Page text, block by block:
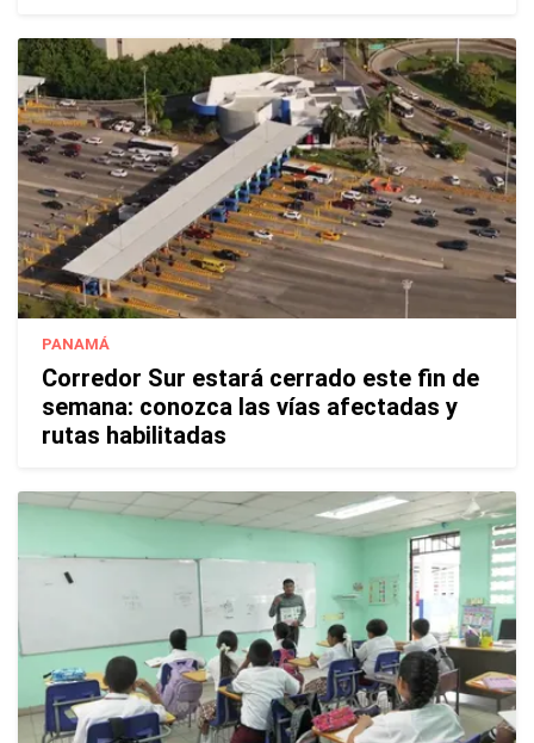
PANAMÁ
Corredor Sur estará cerrado este fin de
semana: conozca las vías afectadas y
rutas habilitadas